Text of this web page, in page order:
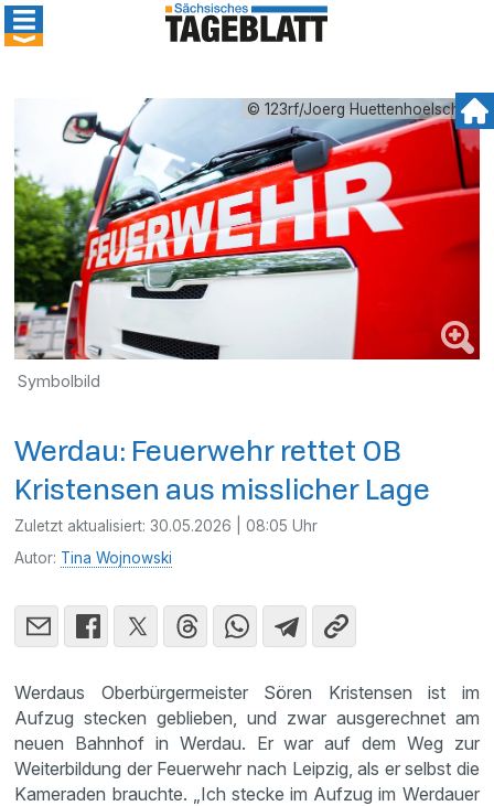
© 123rf/Joerg Huettenhoelscher
Symbolbild
Werdau: Feuerwehr rettet OB
Kristensen aus misslicher Lage
Zuletzt aktualisiert:30.05.2026 | 08:05 Uhr
Autor: Tina Wojnowski
Werdaus Oberbürgermeister Sören Kristensen ist im
Aufzug stecken geblieben, und zwar ausgerechnet am
neuen Bahnhof in Werdau. Er war auf dem Weg zur
Weiterbildung der Feuerwehr nach Leipzig, als er selbst die
Kameraden brauchte. „Ich stecke im Aufzug im Werdauer